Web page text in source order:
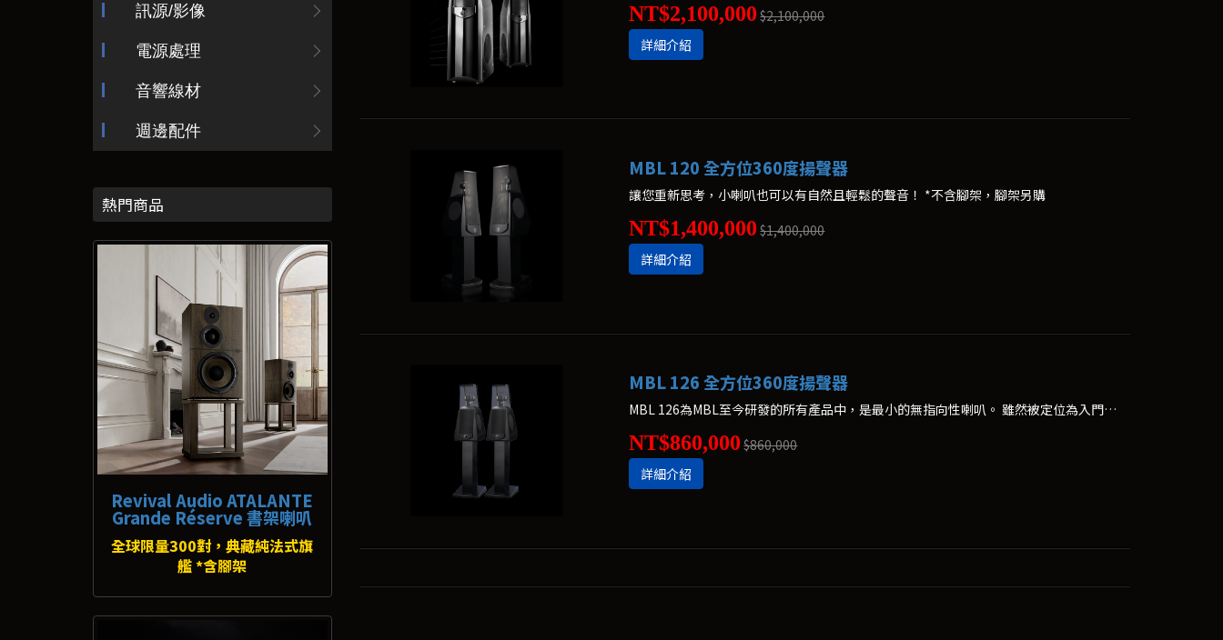
訊源/影像
電源處理
音響線材
週邊配件
熱門商品
Revival Audio ATALANTE
Grande Réserve 書架喇叭
全球限量300對，典藏純法式旗
艦 *含腳架
NT$2,100,000 $2,100,000
詳細介紹
MBL 120 全方位360度揚聲器
讓您重新思考，小喇叭也可以有自然且輕鬆的聲音！ *不含腳架，腳架另購
NT$1,400,000 $1,400,000
詳細介紹
MBL 126 全方位360度揚聲器
MBL 126為MBL至今研發的所有產品中，是最小的無指向性喇叭。 雖然被定位為入門級的產品，但是以可發揮充沛能量的大喇叭結構來設計。*不含腳架，腳架另購
NT$860,000 $860,000
詳細介紹